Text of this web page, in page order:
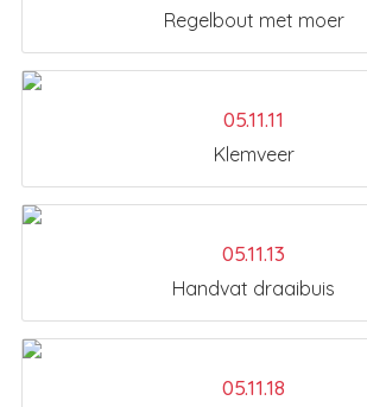
Regelbout met moer
05.11.11
Klemveer
05.11.13
Handvat draaibuis
05.11.18